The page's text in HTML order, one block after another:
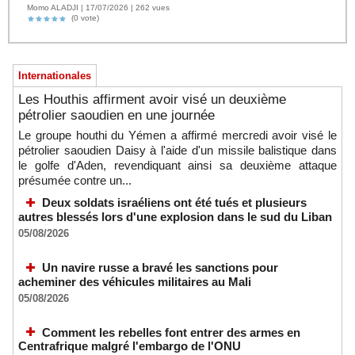
Momo ALADJI | 17/07/2026 | 262 vues
(0 vote)
Internationales
Les Houthis affirment avoir visé un deuxième
pétrolier saoudien en une journée
Le groupe houthi du Yémen a affirmé mercredi avoir visé le
pétrolier saoudien Daisy à l'aide d'un missile balistique dans
le golfe d'Aden, revendiquant ainsi sa deuxième attaque
présumée contre un...
Deux soldats israéliens ont été tués et plusieurs
autres blessés lors d'une explosion dans le sud du Liban
05/08/2026
Un navire russe a bravé les sanctions pour
acheminer des véhicules militaires au Mali
05/08/2026
Comment les rebelles font entrer des armes en
Centrafrique malgré l'embargo de l'ONU